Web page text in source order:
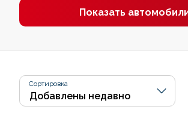
Показать
Сортировка